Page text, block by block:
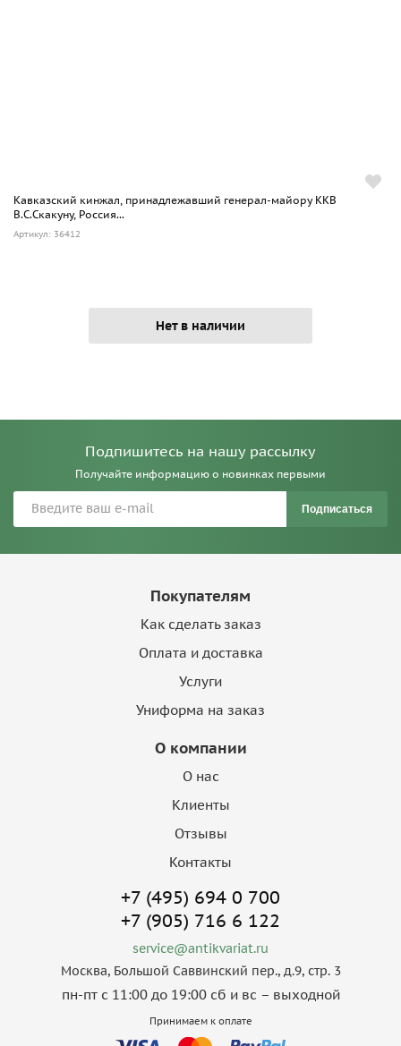
Кавказский кинжал, принадлежавший генерал-майору ККВ
В.С.Скакуну, Россия...
Артикул: 36412
Нет в наличии
Подпишитесь на нашу рассылку
Получайте информацию о новинках первыми
Подписаться
Покупателям
Как сделать заказ
Оплата и доставка
Услуги
Униформа на заказ
О компании
О нас
Клиенты
Отзывы
Контакты
+7 (495) 694 0 700
+7 (905) 716 6 122
service@antikvariat.ru
Москва, Большой Саввинский пер., д.9, стр. 3
пн-пт с 11:00 до 19:00 сб и вс – выходной
Принимаем к оплате